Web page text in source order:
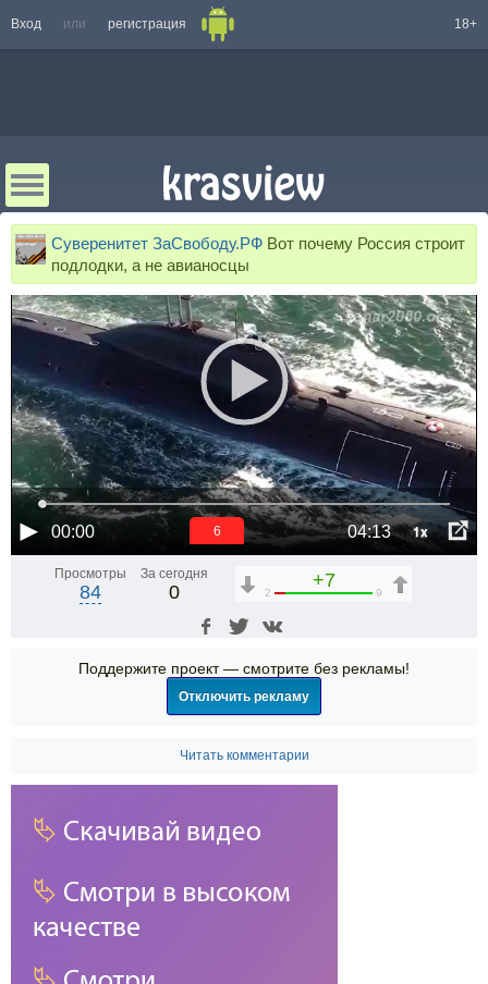
Вход или регистрация 18+
Суверенитет ЗаСвободу.РФ Вот почему Россия строит
подлодки, а не авианосцы
00:00 04:13 1x
6
Просмотры
84
За сегодня
0
+7
2 9
Поддержите проект — смотрите без рекламы!
Отключить рекламу
Читать комментарии